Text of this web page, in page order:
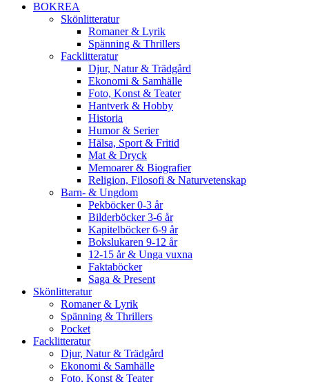
BOKREA
Skönlitteratur
Romaner & Lyrik
Spänning & Thrillers
Facklitteratur
Djur, Natur & Trädgård
Ekonomi & Samhälle
Foto, Konst & Teater
Hantverk & Hobby
Historia
Humor & Serier
Hälsa, Sport & Fritid
Mat & Dryck
Memoarer & Biografier
Religion, Filosofi & Naturvetenskap
Barn- & Ungdom
Pekböcker 0-3 år
Bilderböcker 3-6 år
Kapitelböcker 6-9 år
Bokslukaren 9-12 år
12-15 år & Unga vuxna
Faktaböcker
Saga & Present
Skönlitteratur
Romaner & Lyrik
Spänning & Thrillers
Pocket
Facklitteratur
Djur, Natur & Trädgård
Ekonomi & Samhälle
Foto, Konst & Teater